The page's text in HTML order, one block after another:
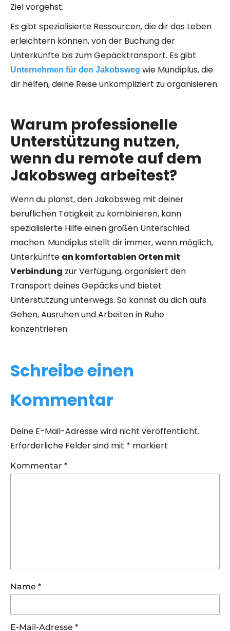
Ziel vorgehst.
Es gibt spezialisierte Ressourcen, die dir das Leben
erleichtern können, von der Buchung der
Unterkünfte bis zum Gepäcktransport. Es gibt
Unternehmen für den Jakobsweg wie Mundiplus, die
dir helfen, deine Reise unkompliziert zu organisieren.
Warum professionelle
Unterstützung nutzen,
wenn du remote auf dem
Jakobsweg arbeitest?
Wenn du planst, den Jakobsweg mit deiner
beruflichen Tätigkeit zu kombinieren, kann
spezialisierte Hilfe einen großen Unterschied
machen. Mundiplus stellt dir immer, wenn möglich,
Unterkünfte an komfortablen Orten mit
Verbindung zur Verfügung, organisiert den
Transport deines Gepäcks und bietet
Unterstützung unterwegs. So kannst du dich aufs
Gehen, Ausruhen und Arbeiten in Ruhe
konzentrieren.
Schreibe einen
Kommentar
Deine E-Mail-Adresse wird nicht veröffentlicht.
Erforderliche Felder sind mit * markiert
Kommentar *
Name *
E-Mail-Adresse *